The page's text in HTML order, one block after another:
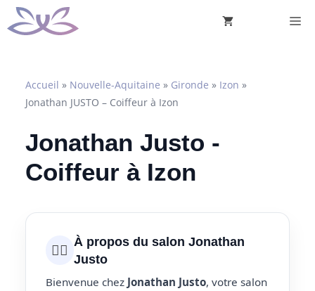
Aller
au
Accueil » Nouvelle-Aquitaine » Gironde » Izon »
Jonathan JUSTO – Coiffeur à Izon
Jonathan Justo -
Coiffeur à Izon
💇‍♀️ À propos du salon Jonathan
Justo
Bienvenue chez Jonathan Justo, votre salon